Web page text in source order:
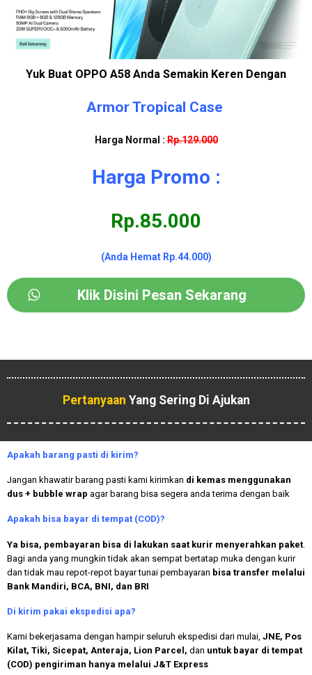
Yuk Buat OPPO A58 Anda Semakin Keren Dengan
Armor Tropical Case
Harga Normal :Rp.129.000
Harga Promo :
Rp.85.000
(Anda Hemat Rp.44.000)
Klik Disini Pesan Sekarang
Pertanyaan Yang Sering Di Ajukan
Apakah barang pasti di kirim?
Jangan khawatir barang pasti kami kirimkan di kemas menggunakan
dus + bubble wrap agar barang bisa segera anda terima dengan baik
Apakah bisa bayar di tempat (COD)?
Ya bisa, pembayaran bisa di lakukan saat kurir menyerahkan paket
Bagi anda yang mungkin tidak akan sempat bertatap muka dengan kurir
dan tidak mau repot-repot bayar tunai pembayaran bisa transfer melalui
Bank Mandiri, BCA, BNI, dan BRI
Di kirim pakai ekspedisi apa?
Kami bekerjasama dengan hampir seluruh ekspedisi dari mulai, JNE, Pos
Kilat, Tiki, Sicepat, Anteraja, Lion Parcel, dan untuk bayar di tempat
(COD) pengiriman hanya melalui J&T Express